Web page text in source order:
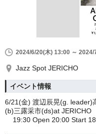
2024/6/20(木) 13:00 ～
Jazz Spot JERICHO
イベント情報
6/21(金) 渡辺辰晃(g. leader)
(b)三露采市(ds)at JERICHO
19:30 Open 20:00 Start